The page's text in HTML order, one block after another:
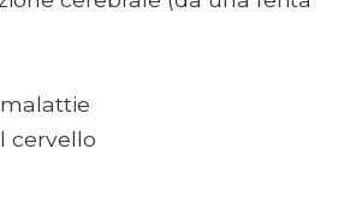
cervello